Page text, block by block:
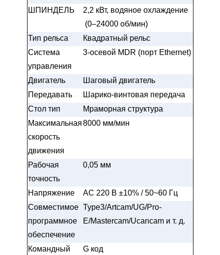
ШПИНДЕЛЬ
2,2 кВт, водяное охлаждение
(0–24000 об/мин)
Тип рельса
Квадратный рельс
Система
управления
3-осевой MDR (порт Ethernet)
Двигатель
Шаговый двигатель
Передавать
Шарико-винтовая передача
Стол тип
Мраморная структура
Максимальная
скорость
движения
8000 мм/мин
Рабочая
точность
0,05 мм
Напряжение
AC 220 В ±10% / 50~60 Гц
Совместимое
программное
обеспечение
Type3/Artcam/UG/Pro-
E/Mastercam/Ucancam и т. д.
Командный
G код